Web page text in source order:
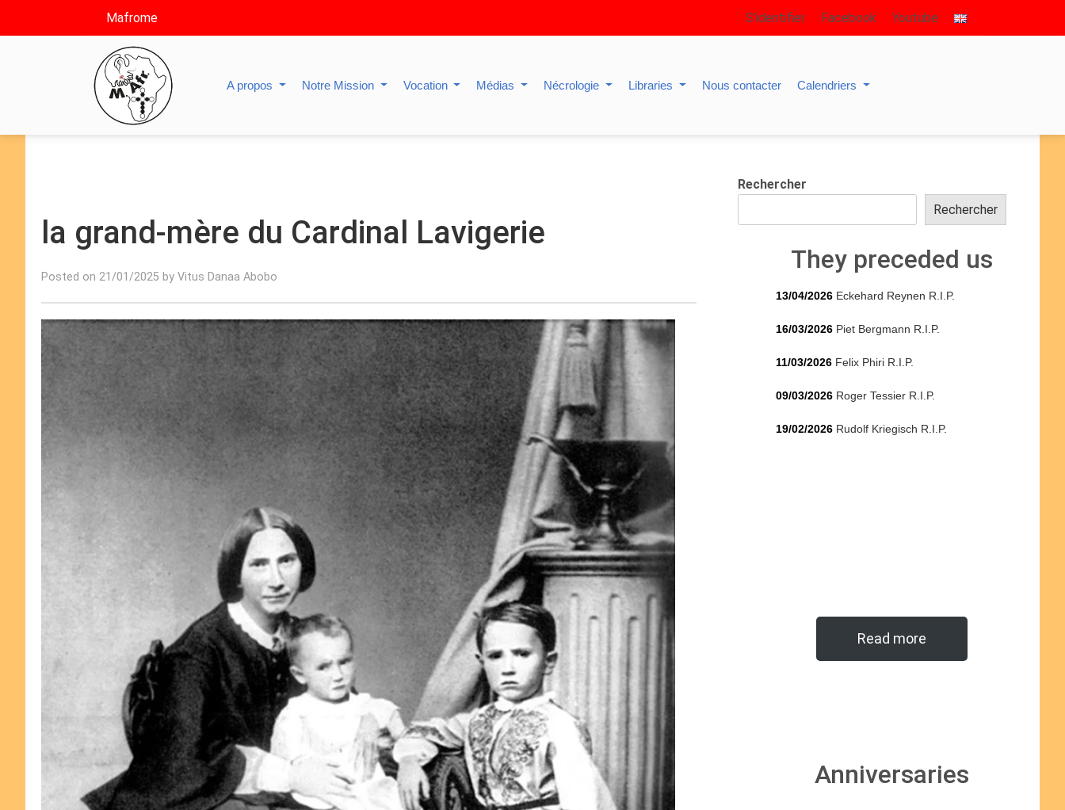
Mafrome S’identifier Facebook Youtube
A propos Notre Mission Vocation Médias Nécrologie Libraries Nous contacter Calendriers
la grand-mère du Cardinal Lavigerie
Posted on 21/01/2025 by Vitus Danaa Abobo
Rechercher
Rechercher
They preceded us
13/04/2026 Eckehard Reynen R.I.P.
16/03/2026 Piet Bergmann R.I.P.
11/03/2026 Felix Phiri R.I.P.
09/03/2026 Roger Tessier R.I.P.
19/02/2026 Rudolf Kriegisch R.I.P.
Read more
Anniversaries